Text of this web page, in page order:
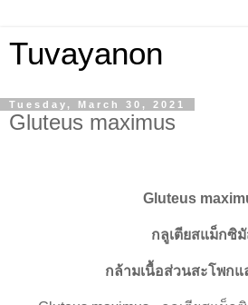
Tuvayanon
Tuesday, March 30, 2021
Gluteus maximus
Gluteus
กลูเตียสแม็กซิ
กล้ามเนื้อส่วนสะโพก